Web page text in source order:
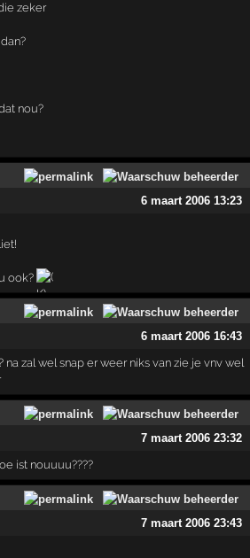
zeker
nou?
6 maart 2006 13:23
ook?
6 maart 2006 16:43
na zal wel snap er weer niks van zie je vnv wel
7 maart 2006 23:32
ist nouuuu????
7 maart 2006 23:43